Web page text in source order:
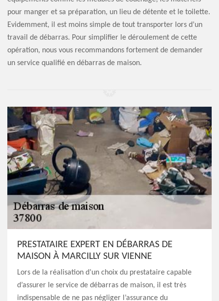
pour manger et sa préparation, un lieu de détente et le toilette.
Evidemment, il est moins simple de tout transporter lors d’un
travail de débarras. Pour simplifier le déroulement de cette
opération, nous vous recommandons fortement de demander
un service qualifié en débarras de maison.
PRESTATAIRE EXPERT EN DÉBARRAS DE
MAISON À MARCILLY SUR VIENNE
Lors de la réalisation d’un choix du prestataire capable
d’assurer le service de débarras de maison, il est très
indispensable de ne pas négliger l’assurance du